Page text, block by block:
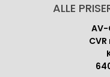
ALLE